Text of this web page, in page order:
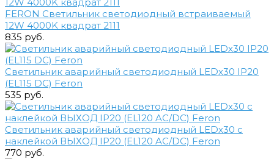
FERON Светильник светодиодный встраиваемый
12W 4000K квадрат 2111
835 руб.
Светильник аварийный светодиодный LEDх30 IP20
(EL115 DC) Feron
535 руб.
Светильник аварийный светодиодный LEDх30 с
наклейкой ВЫХОД IP20 (EL120 AC/DC) Feron
770 руб.